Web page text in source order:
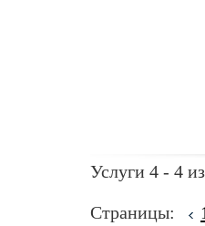
Услуги 4 - 4
Страницы: